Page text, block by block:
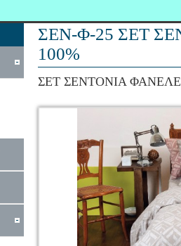
ΣΕΝ-Φ-25 ΣΕΤ
100%
ΣΕΤ ΣΕΝΤΟΝΙΑ